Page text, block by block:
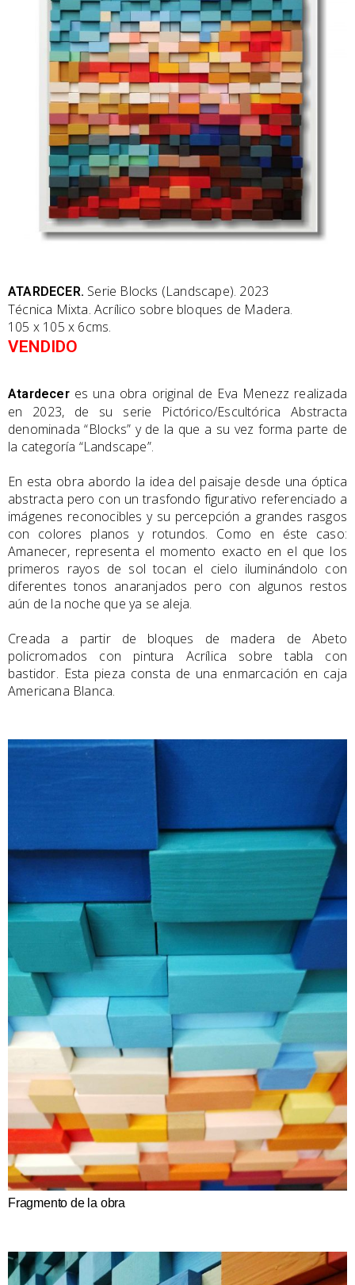
ATARDECER. Serie Blocks (Landscape). 2023
Técnica Mixta. Acrílico sobre bloques de Madera.
105 x 105 x 6cms.
VENDIDO
Atardecer es una obra original de Eva Menezz realizada
en 2023, de su serie Pictórico/Escultórica Abstracta
denominada “Blocks” y de la que a su vez forma parte de
la categoría “Landscape”.
En esta obra abordo la idea del paisaje desde una óptica
abstracta pero con un trasfondo figurativo referenciado a
imágenes reconocibles y su percepción a grandes rasgos
con colores planos y rotundos. Como en éste caso:
Amanecer, representa el momento exacto en el que los
primeros rayos de sol tocan el cielo iluminándolo con
diferentes tonos anaranjados pero con algunos restos
aún de la noche que ya se aleja.
Creada a partir de bloques de madera de Abeto
policromados con pintura Acrílica sobre tabla con
bastidor. Esta pieza consta de una enmarcación en caja
Americana Blanca.
Fragmento de la obra